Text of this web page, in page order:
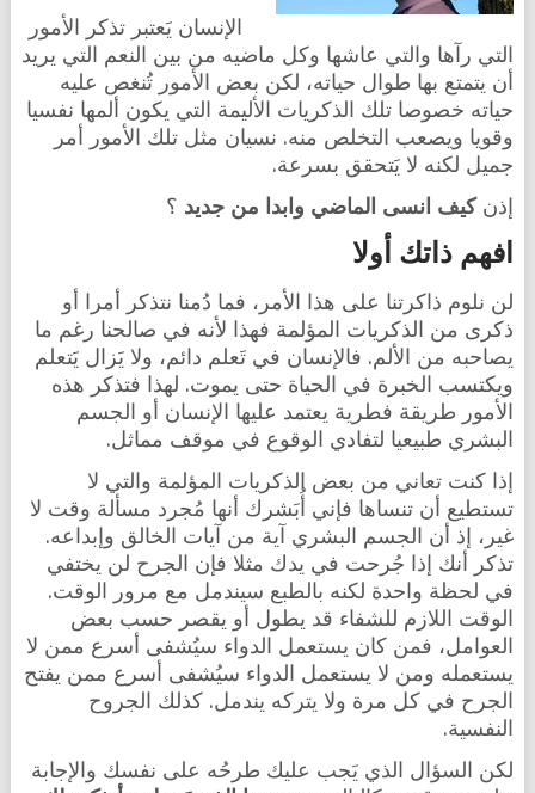
الإنسان يَعتبر تذكر الأمور
التي رآها والتي عاشها وكل ماضيه من بين النعم التي يريد
أن يتمتع بها طوال حياته، لكن بعض الأمور تُنغص عليه
حياته خصوصا تلك الذكريات الأليمة التي يكون ألمها نفسيا
وقويا ويصعب التخلص منه. نسيان مثل تلك الأمور أمر
جميل لكنه لا يَتحقق بسرعة.
إذنكيف انسى الماضي وابدا من جديد ؟
افهم ذاتك أولا
لن نلوم ذاكرتنا على هذا الأمر، فما دُمنا نتذكر أمرا أو
ذكرى من الذكريات المؤلمة فهذا لأنه في صالحنا رغم ما
يصاحبه من الألم. فالإنسان في تَعلم دائم، ولا يَزال يَتعلم
ويكتسب الخبرة في الحياة حتى يموت. لهذا فتذكر هذه
الأمور طريقة فطرية يعتمد عليها الإنسان أو الجسم
البشري طبيعيا لتفادي الوقوع في موقف مماثل.
إذا كنت تعاني من بعض الذكريات المؤلمة والتي لا
تستطيع أن تنساها فإني أُبَشرك أنها مُجرد مسألة وقت لا
غير، إذ أن الجسم البشري آية من آيات الخالق وإبداعه.
تذكر أنك إذا جُرحت في يدك مثلا فإن الجرح لن يختفي
في لحظة واحدة لكنه بالطبع سيندمل مع مرور الوقت.
الوقت اللازم للشفاء قد يطول أو يقصر حسب بعض
العوامل، فمن كان يستعمل الدواء سيُشفى أسرع ممن لا
يستعمله ومن لا يستعمل الدواء سيُشفى أسرع ممن يفتح
الجرح في كل مرة ولا يتركه يندمل. كذلك الجروح
النفسية.
لكن السؤال الذي يَجب عليك طرحُه على نفسك والإجابة